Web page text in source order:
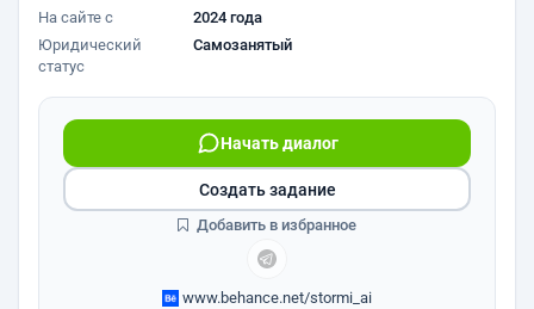
На сайте с
2024 года
Юридический
статус
Самозанятый
Начать диалог
www.behance.net/stormi_ai
Создать задание
Добавить в избранное